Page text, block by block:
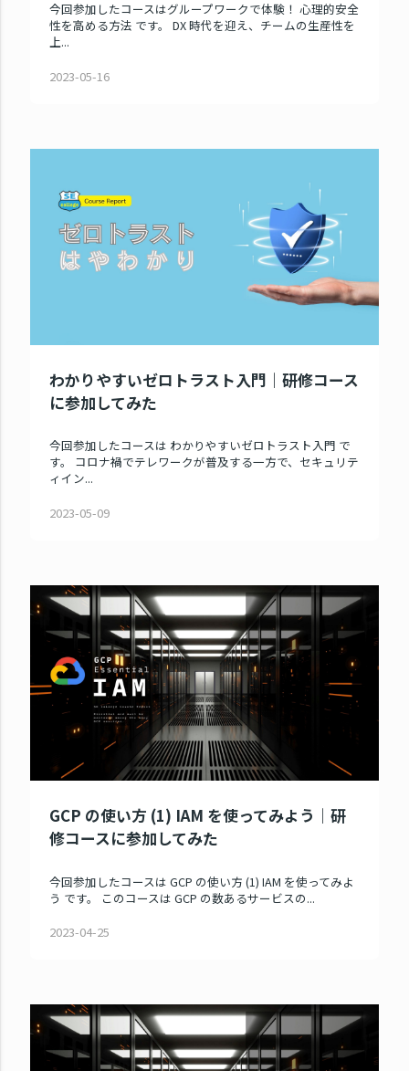
今回参加したコースはグループワークで体験！ 心理的安全
性を高める方法 です。 DX 時代を迎え、チームの生産性を
上...
2023-05-16
わかりやすいゼロトラスト入門｜研修コース
に参加してみた
今回参加したコースは わかりやすいゼロトラスト入門 で
す。 コロナ禍でテレワークが普及する一方で、セキュリテ
ィイン...
2023-05-09
GCP の使い方 (1) IAM を使ってみよう｜研
修コースに参加してみた
今回参加したコースは GCP の使い方 (1) IAM を使ってみよ
う です。 このコースは GCP の数あるサービスの...
2023-04-25